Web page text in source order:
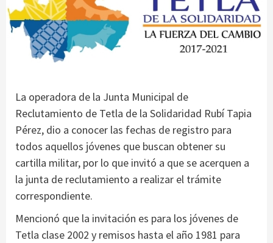
La operadora de la Junta Municipal de
Reclutamiento de Tetla de la Solidaridad Rubí Tapia
Pérez, dio a conocer las fechas de registro para
todos aquellos jóvenes que buscan obtener su
cartilla militar, por lo que invitó a que se acerquen a
la junta de reclutamiento a realizar el trámite
correspondiente.
Mencionó que la invitación es para los jóvenes de
Tetla clase 2002 y remisos hasta el año 1981 para